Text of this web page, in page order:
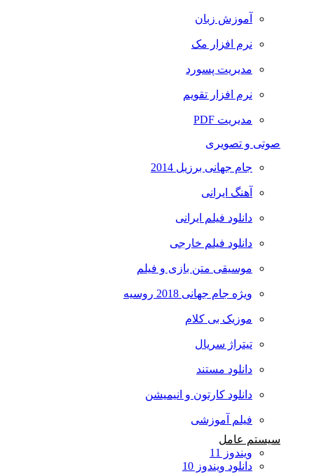
آموزش زبان
نرم افزار مک
مدیریت پسورد
نرم افزار تقویم
مدیریت PDF
صوتی و تصویری
جام جهانی برزیل 2014
آهنگ ایرانی
دانلود فیلم ایرانی
دانلود فیلم خارجی
موسیقی متن بازی و فیلم
ویژه جام جهانی 2018 روسیه
موزیک بی کلام
تیتراژ سریال
دانلود مستند
دانلود کارتون و انیمیشن
فیلم آموزشی
سیستم عامل
ویندوز 11
دانلود ویندوز 10